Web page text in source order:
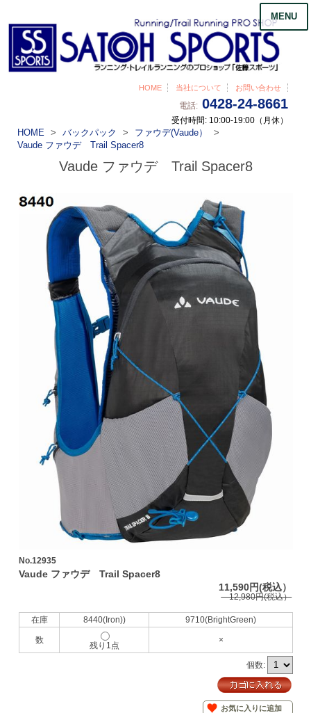
HOME 当社について お問い合わせ
電話: 0428-24-8661
受付時間: 10:00-19:00（月休）
MENU
HOME バックパック
ファウデ(Vaude）
Vaude ファウデ Trail Spacer8
Vaude ファウデ Trail Spacer8
No.12935
Vaude ファウデ Trail Spacer8
11,590円(税込）
12,980円(税込）
在庫 8440(Iron)) 9710(BrightGreen)
数
残り1点
×
個数:
お気に入りに追加